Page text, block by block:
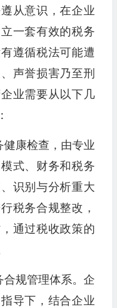
从意识，在企业
一套有效的税务
遵循税法可能遭
声誉损害乃至刑
业需要从以下几
康检查，由专业
式、财务和税务
识别与分析重大
税务合规整改，
通过税收政策的
规管理体系。企
导下，结合企业